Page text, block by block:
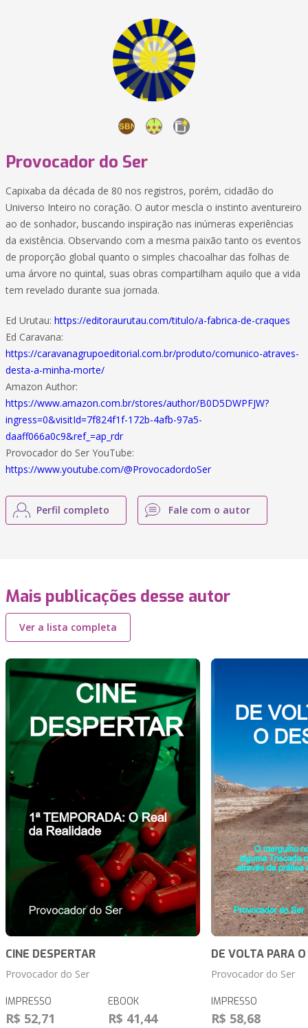
Provocador do Ser
Capixaba da década de 80 nos registros, porém, cidadão do
Universo Inteiro no coração. O autor mescla o instinto aventureiro
ao de sonhador, buscando inspiração nas inúmeras experiências
da existência. Observando com a mesma paixão tanto os eventos
de proporção global quanto o simples chacoalhar das folhas de
uma árvore no quintal, suas obras compartilham aquilo que a vida
tem revelado durante sua jornada.
Ed Urutau: https://editoraurutau.com/titulo/a-fabrica-de-craques
Ed Caravana:
https://caravanagrupoeditorial.com.br/produto/comunico-atraves-
desta-a-minha-morte/
Amazon Author:
https://www.amazon.com.br/stores/author/B0D5DWPFJW?
ingress=0&visitId=7f824f1f-172b-4afb-97a5-
daaff066a0c9&ref_=ap_rdr
Provocador do Ser YouTube:
https://www.youtube.com/@ProvocadordoSer
Perfil completo Fale com o autor
Mais publicações desse autor
Ver a lista completa
CINE DESPERTAR
Provocador do Ser
IMPRESSO
R$ 52,71
EBOOK
R$ 41,44
DE VOLTA PARA
Provocador do Ser
IMPRESSO
R$ 58,68